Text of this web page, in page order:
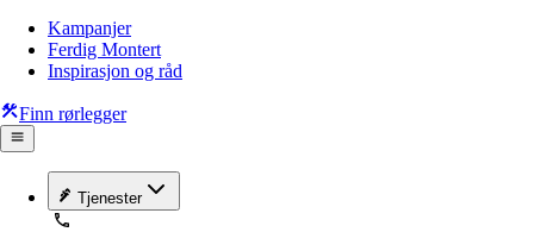
Kampanjer
Ferdig Montert
Inspirasjon og råd
Finn rørlegger
Tjenester